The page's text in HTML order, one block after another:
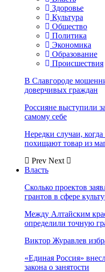
Здоровье
Культура
Общество
Политика
Экономика
Образование
Происшествия
В Славгороде
доверчивых граждан
Россияне выступили
самому себе
Нередки случаи,
похищают товар из
Prev Next
Власть
Сколько проектов
грантов в сфере
Между Алтайским
определили точную
Виктор Журавлев
«Единая Россия»
закона о занятости